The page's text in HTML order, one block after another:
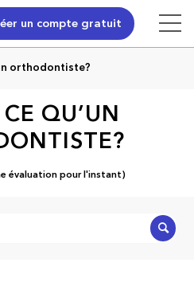
un compte gratuit
orthodontiste?
QU’UN
évaluation pour l'instant)